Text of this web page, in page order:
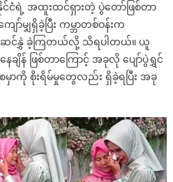
င်ငံရဲ့ အထူးထင်ရှားတဲ့ ပွဲတော်ဖြစ်တာ
ာ်မျှရှိခဲ့ပြီး ကမ္ဘာတစ်ဝန်းက
င်နွှဲ ခဲ့ကြတယ်လို့ သိရပါတယ်။ ယူ
ေချိန် ဖြစ်တာကြောင့် အခုလို ပျော်ပွဲရွှင်
မှာကို စိုးရိမ်မှုတွေလည်း ရှိခဲ့ရပြီး အခု